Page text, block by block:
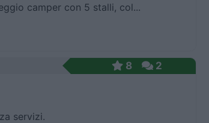
camper con 5 stalli, col...
8 2
servizi.